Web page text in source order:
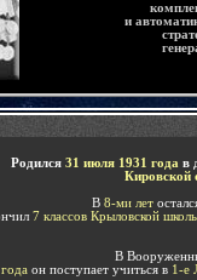
и
Родился 31 июля 1931 года в
Кировской
В 8-ми лет
7 классов Крыловской
В
он поступает учиться в1-е